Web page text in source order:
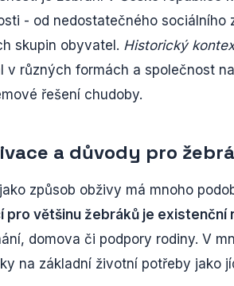
- od nedostatečného
skupin obyvatel. Historický
v různých formách a společnost
řešení chudoby.
a důvody pro
způsob obživy má mnoho
pro většinu žebráků je existenční
domova či podpory rodiny. V
na základní životní potřeby jako